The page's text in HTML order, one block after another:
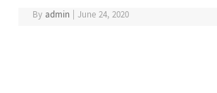
Byadmin June 24, 2020